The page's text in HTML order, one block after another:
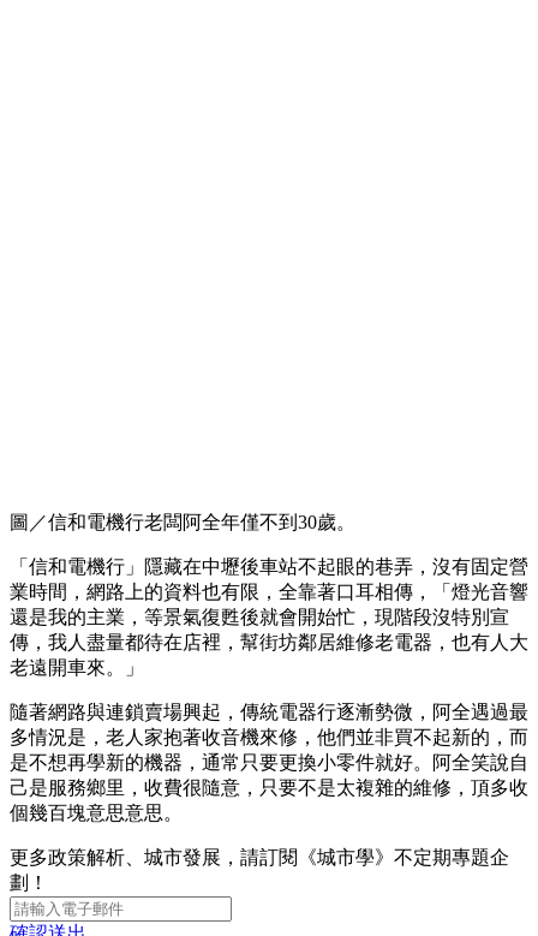
圖／信和電機行老闆阿全年僅不到30歲。
「信和電機行」隱藏在中壢後車站不起眼的巷弄，沒有固定營
業時間，網路上的資料也有限，全靠著口耳相傳，「燈光音響
還是我的主業，等景氣復甦後就會開始忙，現階段沒特別宣
傳，我人盡量都待在店裡，幫街坊鄰居維修老電器，也有人大
老遠開車來。」
隨著網路與連鎖賣場興起，傳統電器行逐漸勢微，阿全遇過最
多情況是，老人家抱著收音機來修，他們並非買不起新的，而
是不想再學新的機器，通常只要更換小零件就好。阿全笑說自
己是服務鄉里，收費很隨意，只要不是太複雜的維修，頂多收
個幾百塊意思意思。
更多政策解析、城市發展，請訂閱《城市學》不定期專題企
劃！